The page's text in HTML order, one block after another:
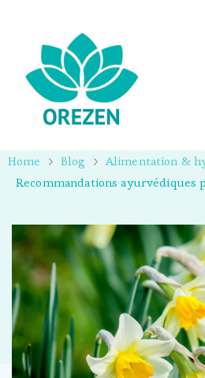
Home Blog
Alimentation &
Recommandations